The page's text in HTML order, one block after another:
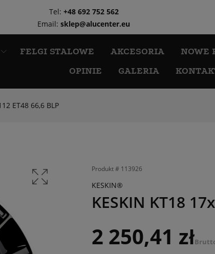
Tel: +48 692 752 562
Email:sklep@alucenter.eu
FELGI STALOWE AKCESORIA NOWE
OPINIE
GALERIA
ET48 66,6 BLP
Produkt # 113926
KESKIN®
KESKIN KT18
2 250,41 zł